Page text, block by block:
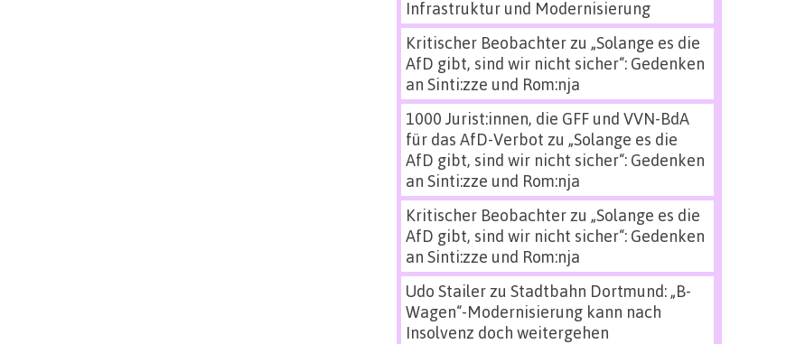
Infrastruktur und Modernisierung
Kritischer Beobachterzu „Solange es die
AfD gibt, sind wir nicht sicher“: Gedenken
an Sinti:zze und Rom:nja
1000 Jurist:innen, die GFF und VVN-BdA
für das AfD-Verbot zu „Solange es die
AfD gibt, sind wir nicht sicher“: Gedenken
an Sinti:zze und Rom:nja
Kritischer Beobachterzu „Solange es die
AfD gibt, sind wir nicht sicher“: Gedenken
an Sinti:zze und Rom:nja
Udo Stailerzu Stadtbahn Dortmund: „B-
Wagen“-Modernisierung kann nach
Insolvenz doch weitergehen